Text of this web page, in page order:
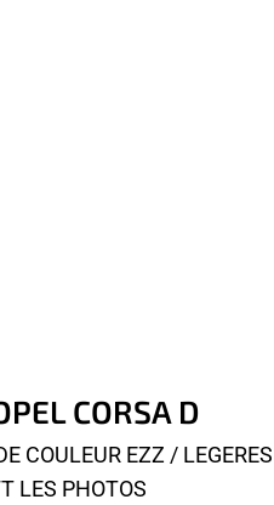
CORSA D
COULEUR EZZ /
LES PHOTOS